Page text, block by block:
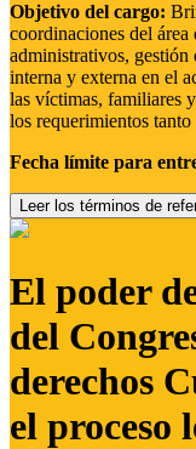
Objetivo del cargo:
coordinaciones del
administrativos,
interna y externa en el
las víctimas, familiares
los requerimientos
Fecha límite para
Leer los términos de
El poder
del
derechos
el proceso